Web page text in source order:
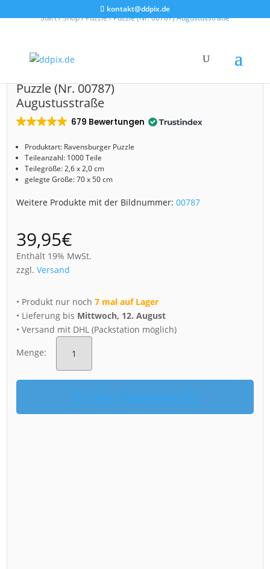
kontakt@ddpix.de
Start/Shop/Puzzle/ Puzzle (Nr. 00787) Augustusstraße
Puzzle (Nr. 00787)
Augustusstraße
679 Bewertungen
Produktart: Ravensburger Puzzle
Teileanzahl: 1000 Teile
Teilegröße: 2,6 x 2,0 cm
gelegte Größe: 70 x 50 cm
Weitere Produkte mit der Bildnummer:00787
39,95€
Enthält 19% MwSt.
zzgl.Versand
• Produkt nur noch7 mal auf Lager
• Lieferung bis Mittwoch, 12. August
• Versand mit DHL (Packstation möglich)
Menge:
Puzzle
Augustusstraße
in den Warenkorb